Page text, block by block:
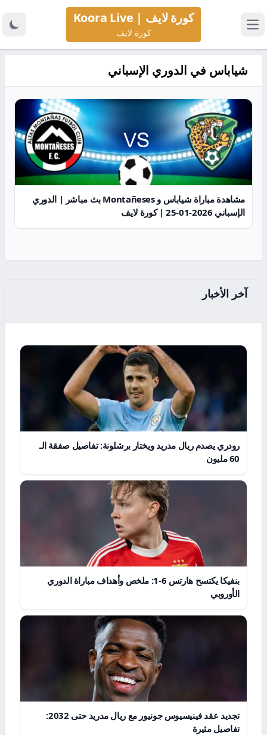
كورة لايف | Koora Live
كورة لايف
شياباس في الدوري الإسباني
مشاهدة مباراة شياباس و Montañeses بث مباشر | الدوري
الإسباني 2026-01-25 | كورة لايف
آخر الأخبار
رودري يصدم ريال مدريد ويختار برشلونة: تفاصيل صفقة الـ
60 مليون
بنفيكا يكتسح هارتس 6-1: ملخص وأهداف مباراة الدوري
الأوروبي
تجديد عقد فينيسيوس جونيور مع ريال مدريد حتى 2032:
تفاصيل مثيرة